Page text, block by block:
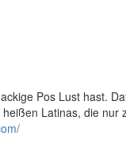
Pos Lust hast.
Latinas, die nur